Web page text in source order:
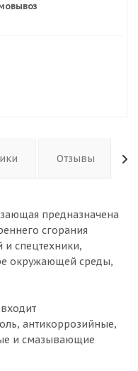
Отзывы
предназначена
сгорания
и спецтехники,
окружающей среды,
антикоррозийные,
и смазывающие